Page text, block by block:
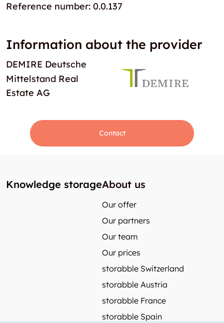
Reference number: 0.0.137
Information about the provider
DEMIRE Deutsche
Mittelstand Real
Estate AG
Contact
Knowledge storageAbout us
Our offer
Our partners
Our team
Our prices
storabble Switzerland
storabble Austria
storabble France
storabble Spain